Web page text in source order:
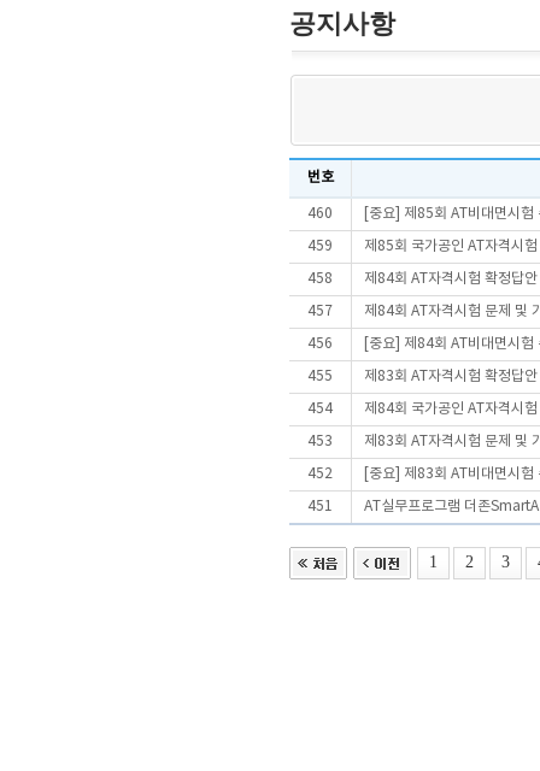
공지사항
번호
460 [중요] 제85회 AT비대면시험
459 제85회 국가공인 AT자격시
458 제84회 AT자격시험 확정답
457 제84회 AT자격시험 문제 및
456 [중요] 제84회 AT비대면시험
455 제83회 AT자격시험 확정답
454 제84회 국가공인 AT자격시
453 제83회 AT자격시험 문제 및
452 [중요] 제83회 AT비대면시험
451 AT실무프로그램 더존
1 2 3